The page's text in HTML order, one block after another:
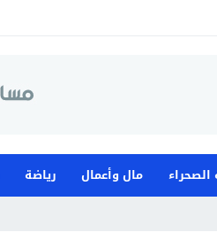
الصحراء مال وأعمال رياضة